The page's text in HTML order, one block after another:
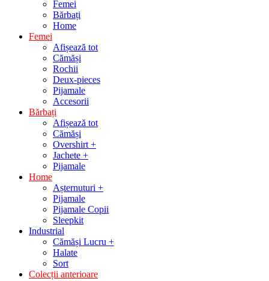
Femei
Bărbați
Home
Femei
Afișează tot
Cămăși
Rochii
Deux-pieces
Pijamale
Accesorii
Bărbați
Afișează tot
Cămăși
Overshirt +
Jachete +
Pijamale
Home
Așternuturi +
Pijamale
Pijamale Copii
Sleepkit
Industrial
Cămăși Lucru +
Halate
Sort
Colecții anterioare